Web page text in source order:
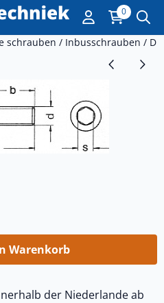
geschlossen. 0
schrauben / Inbusschrauben /
Warenkorb
der Niederlande ab